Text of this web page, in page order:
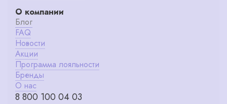
О компании
Блог
FAQ
Новости
Акции
Программа лояльности
Бренды
О нас
8 800 100 04 03